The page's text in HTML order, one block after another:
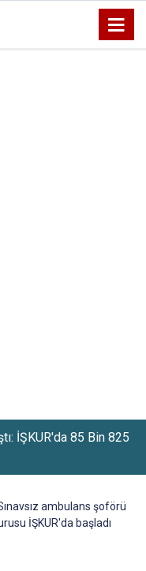
İŞKUR'da 85 Bin 825
ambulans şoförü
İŞKUR'da başladı